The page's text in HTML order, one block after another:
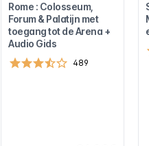
Rome : Colosseum,
Forum & Palatijn met
toegang tot de Arena +
Audio Gids
489